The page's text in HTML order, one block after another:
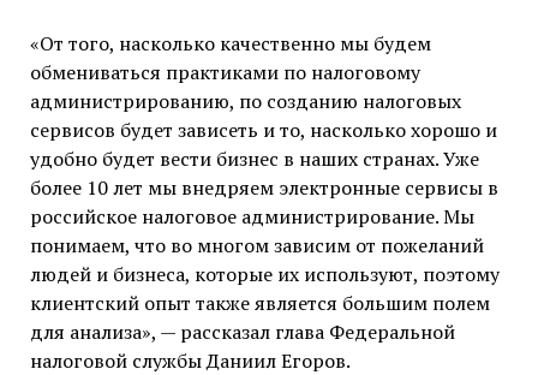
«От того, насколько качественно мы будем
обмениваться практиками по налоговому
администрированию, по созданию налоговых
сервисов будет зависеть и то, насколько хорошо и
удобно будет вести бизнес в наших странах. Уже
более 10 лет мы внедряем электронные сервисы в
российское налоговое администрирование. Мы
понимаем, что во многом зависим от пожеланий
людей и бизнеса, которые их используют, поэтому
клиентский опыт также является большим полем
для анализа», — рассказал глава Федеральной
налоговой службы Даниил Егоров.